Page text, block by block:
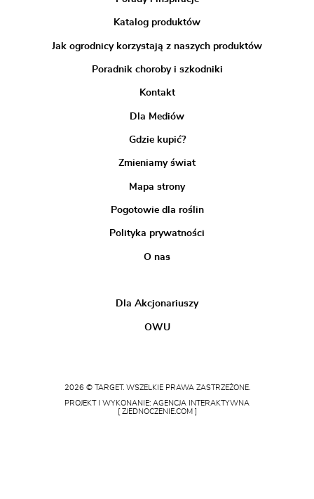
Katalog produktów
Jak ogrodnicy korzystają z naszych produktów
Poradnik choroby i szkodniki
Kontakt
Dla Mediów
Gdzie kupić?
Zmieniamy świat
Mapa strony
Pogotowie dla roślin
Polityka prywatności
O nas
Dla Akcjonariuszy
OWU
2026 © TARGET. WSZELKIE PRAWA ZASTRZEŻONE.
PROJEKT I WYKONANIE: AGENCJA INTERAKTYWNA
[ ZJEDNOCZENIE.COM ]